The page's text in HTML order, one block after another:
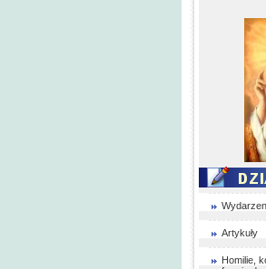
Artykuły
Homilie,